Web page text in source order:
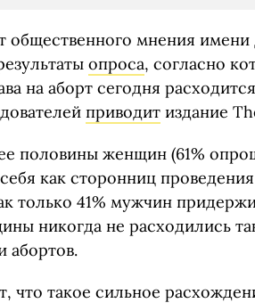
общественного мнения
опроса, согласно
на аборт сегодня
приводит издание
половины женщин (61%
как сторонниц
только 41% мужчин
никогда не расходились
абортов.
что такое сильное